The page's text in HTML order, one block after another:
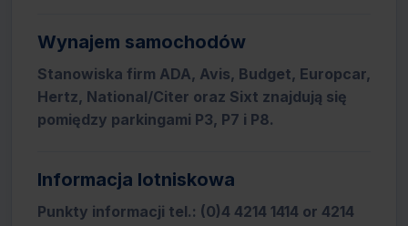
Wynajem samochodów
Stanowiska firm ADA, Avis, Budget, Europcar,
Hertz, National/Citer oraz Sixt znajdują się
pomiędzy parkingami P3, P7 i P8.
Informacja lotniskowa
Punkty informacji tel.: (0)4 4214 1414 or 4214